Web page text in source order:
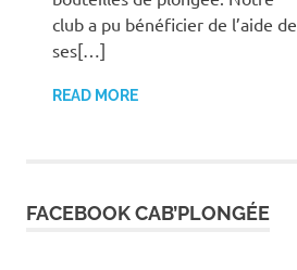
club a pu bénéficier de l’aide de
ses[…]
READ MORE
FACEBOOK CAB’PLONGÉE